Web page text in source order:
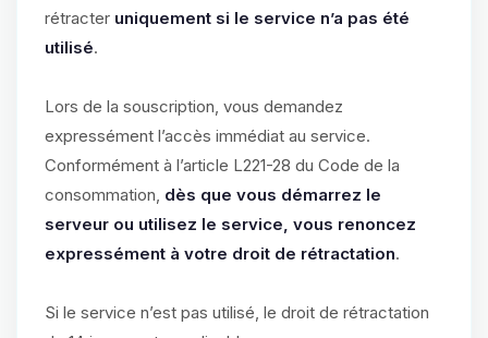
rétracter uniquement si le service n’a pas été
utilisé.
Lors de la souscription, vous demandez
expressément l’accès immédiat au service.
Conformément à l’article L221-28 du Code de la
consommation, dès que vous démarrez le
serveur ou utilisez le service, vous renoncez
expressément à votre droit de rétractation.
Si le service n’est pas utilisé, le droit de rétractation